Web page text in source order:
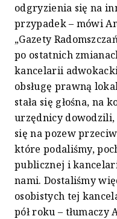
odgryzienia się na
przypadek – mówi
„Gazety
po ostatnich
kancelarii
obsługę prawną
stała się głośna, na
urzędnicy dowodzili,
się na pozew
które podaliśmy,
publicznej i
nami. Dostaliśmy
osobistych tej
pół roku – tłumaczy